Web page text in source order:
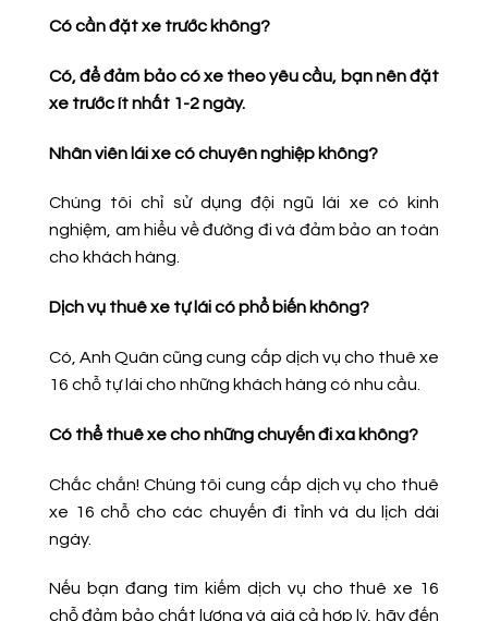
Có cần đặt xe trước không?
Có, để đảm bảo có xe theo yêu cầu, bạn nên đặt
xe trước ít nhất 1-2 ngày.
Nhân viên lái xe có chuyên nghiệp không?
Chúng tôi chỉ sử dụng đội ngũ lái xe có kinh
nghiệm, am hiểu về đường đi và đảm bảo an toàn
cho khách hàng.
Dịch vụ thuê xe tự lái có phổ biến không?
Có, Anh Quân cũng cung cấp dịch vụ cho thuê xe
16 chỗ tự lái cho những khách hàng có nhu cầu.
Có thể thuê xe cho những chuyến đi xa không?
Chắc chắn! Chúng tôi cung cấp dịch vụ cho thuê
xe 16 chỗ cho các chuyến đi tỉnh và du lịch dài
ngày.
Nếu bạn đang tìm kiếm dịch vụ cho thuê xe 16
chỗ đảm bảo chất lượng và giá cả hợp lý, hãy đến